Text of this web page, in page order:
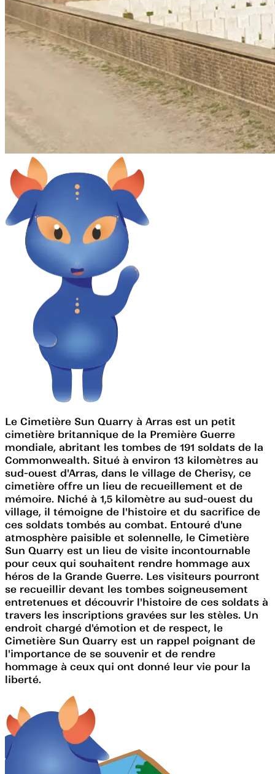
Le Cimetière Sun Quarry à Arras est un petit
cimetière britannique de la Première Guerre
mondiale, abritant les tombes de 191 soldats de la
Commonwealth. Situé à environ 13 kilomètres au
sud-ouest d'Arras, dans le village de Cherisy, ce
cimetière offre un lieu de recueillement et de
mémoire. Niché à 1,5 kilomètre au sud-ouest du
village, il témoigne de l'histoire et du sacrifice de
ces soldats tombés au combat. Entouré d'une
atmosphère paisible et solennelle, le Cimetière
Sun Quarry est un lieu de visite incontournable
pour ceux qui souhaitent rendre hommage aux
héros de la Grande Guerre. Les visiteurs pourront
se recueillir devant les tombes soigneusement
entretenues et découvrir l'histoire de ces soldats à
travers les inscriptions gravées sur les stèles. Un
endroit chargé d'émotion et de respect, le
Cimetière Sun Quarry est un rappel poignant de
l'importance de se souvenir et de rendre
hommage à ceux qui ont donné leur vie pour la
liberté.